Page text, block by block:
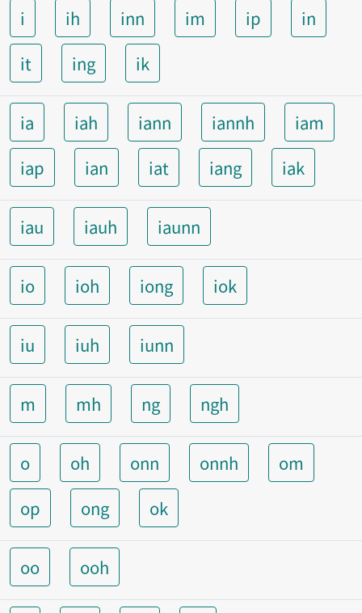
i ih inn im ip
in
it
ing ik
ia iah iann iannh
iam
iap
ian iat iang iak
iau iauh iaunn
io ioh iong iok
iu iuh iunn
m mh ng ngh
o oh onn onnh
om
op
ong ok
oo ooh